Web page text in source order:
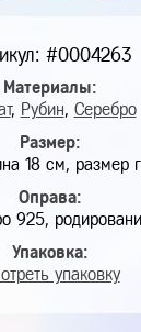
#0004263
Материалы:
, Рубин, Серебро
Размер:
18 см, размер
Оправа:
925,
Упаковка:
упаковку